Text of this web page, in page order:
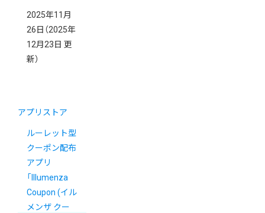
2025年11月
26日 （2025年
12月23日 更
新）
アプリストア
ルーレット型
クーポン配布
アプリ
「Illumenza
Coupon (イル
メンザ クー